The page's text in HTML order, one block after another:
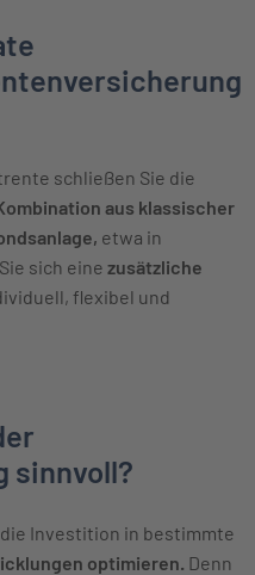
schließen Sie die
aus klassischer
etwa in
sich eine zusätzliche
flexibel und
sinnvoll?
Investition in bestimmte
optimieren. Denn